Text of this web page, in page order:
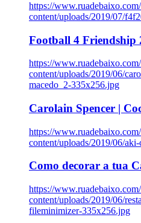
https://
content/uploads/2019/07/
Football 4 Friendship
https://
content/uploads/2019/06/
macedo_2-335x256.jpg
Carolain Spencer |
https://
content/uploads/2019/06/
Como decorar a tua
https://
content/uploads/2019/06/
fileminimizer-335x256.jpg